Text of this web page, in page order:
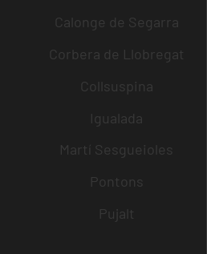
Calonge de Segarra
Corbera de Llobregat
Collsuspina
Igualada
Martí Sesgueioles
Pontons
Pujalt